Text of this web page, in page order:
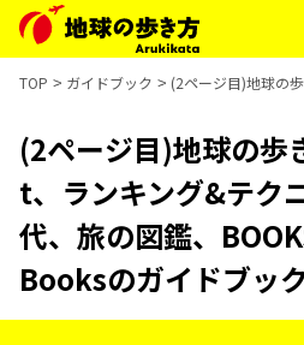
TOP ガイドブック (2ページ目)地球の
(2ページ目)地球の歩
t、ランキング&テク
代、旅の図鑑、
Booksのガイドブッ